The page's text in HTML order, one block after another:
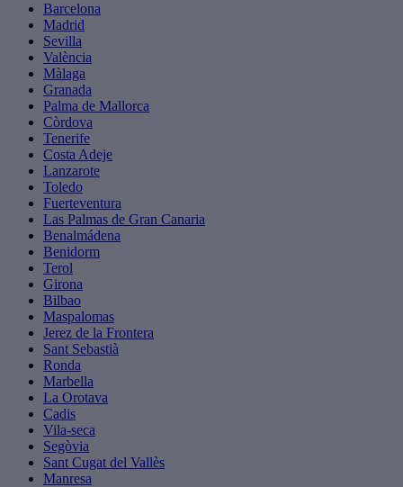
Barcelona
Madrid
Sevilla
València
Màlaga
Granada
Palma de Mallorca
Còrdova
Tenerife
Costa Adeje
Lanzarote
Toledo
Fuerteventura
Las Palmas de Gran Canaria
Benalmádena
Benidorm
Terol
Girona
Bilbao
Maspalomas
Jerez de la Frontera
Sant Sebastià
Ronda
Marbella
La Orotava
Cadis
Vila-seca
Segòvia
Sant Cugat del Vallès
Manresa